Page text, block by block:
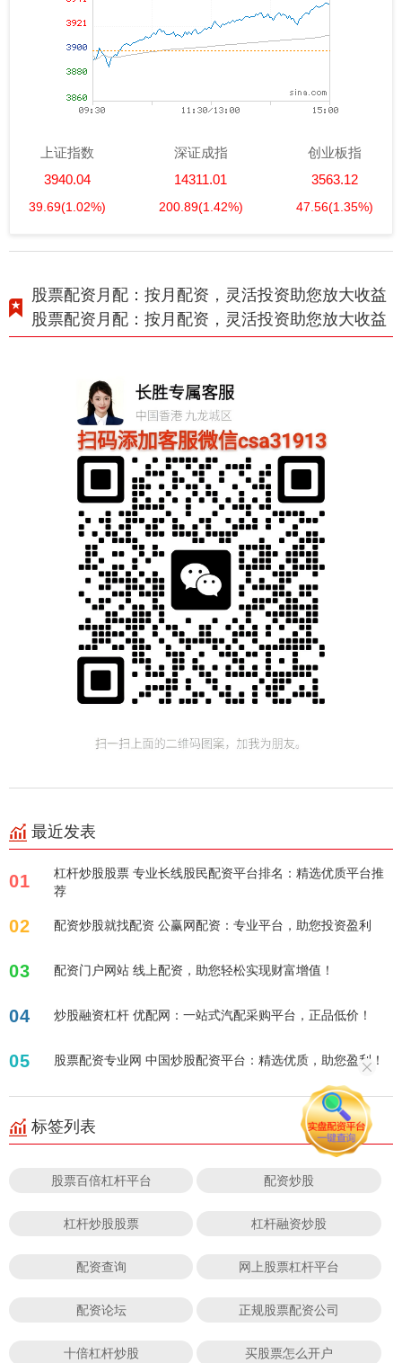
上证指数
3940.04
39.69(1.02%)
深证成指
14311.01
200.89(1.42%)
创业板指
3563.12
47.56(1.35%)
股票配资月配：按月配资，灵活投资助您放大收益
股票配资月配：按月配资，灵活投资助您放大收益
最近发表
01
杠杆炒股股票 专业长线股民配资平台排名：精选优质平台推
荐
02 配资炒股就找配资 公赢网配资：专业平台，助您投资盈利
03 配资门户网站 线上配资，助您轻松实现财富增值！
04 炒股融资杠杆 优配网：一站式汽配采购平台，正品低价！
05 股票配资专业网 中国炒股配资平台：精选优质，助您盈利！
标签列表
股票百倍杠杆平台 配资炒股
杠杆炒股股票 杠杆融资炒股
配资查询 网上股票杠杆平台
配资论坛 正规股票配资公司
十倍杠杆炒股 买股票怎么开户